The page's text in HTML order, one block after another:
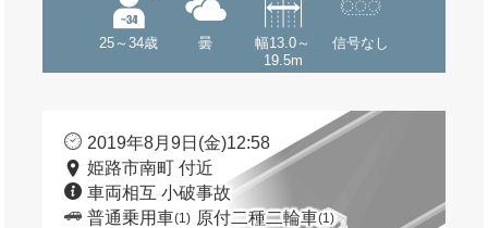
25～34歳 曇
幅13.0～
19.5m
信号なし
2019年8月9日(金)12:58
姫路市南町 付近
車両相互 小破事故
普通乗用車(1) 原付二種二輪車(1)